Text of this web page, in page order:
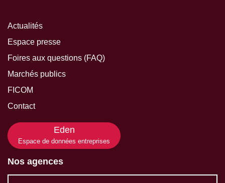
Actualités
Espace presse
Foires aux questions (FAQ)
Marchés publics
FICOM
Contact
Eden
Espace de données entreprises
Nos agences